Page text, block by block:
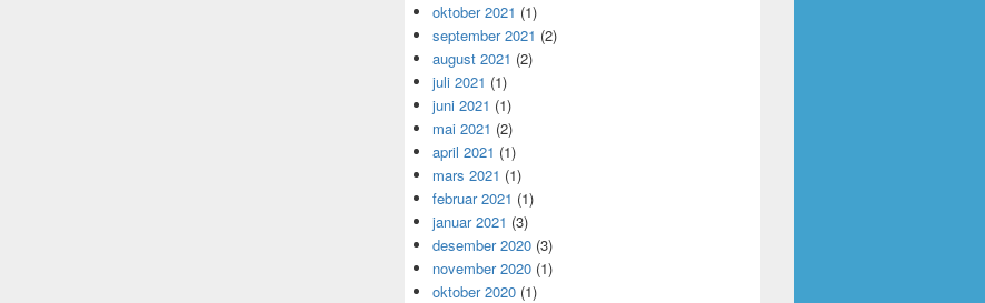
oktober 2021 (1)
september 2021 (2)
august 2021 (2)
juli 2021 (1)
juni 2021 (1)
mai 2021 (2)
april 2021 (1)
mars 2021 (1)
februar 2021 (1)
januar 2021 (3)
desember 2020 (3)
november 2020 (1)
oktober 2020 (1)